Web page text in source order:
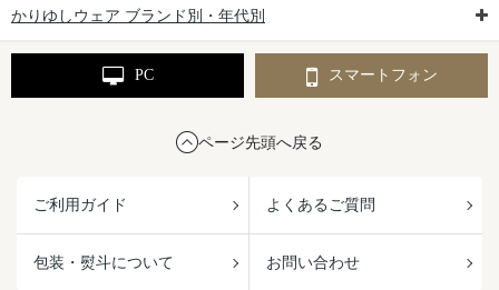
かりゆしウェア ブランド別・年代別
PC スマートフォン
ページ先頭へ戻る
ご利用ガイド よくあるご質問
包装・熨斗について お問い合わせ